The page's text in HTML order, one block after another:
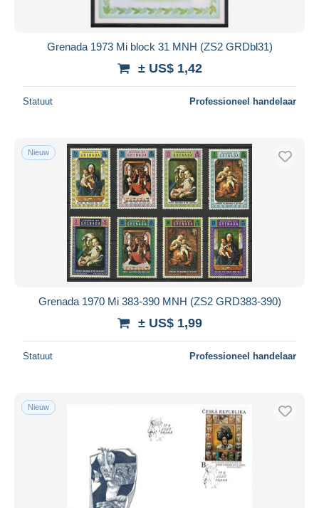
Grenada 1973 Mi block 31 MNH (ZS2 GRDbl31)
± US$ 1,42
Statuut Professioneel handelaar
Nieuw
Grenada 1970 Mi 383-390 MNH (ZS2 GRD383-390)
± US$ 1,99
Statuut Professioneel handelaar
Nieuw